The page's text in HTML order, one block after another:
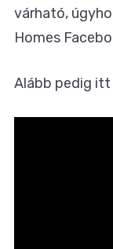
várható,
Homes
Alább pedig